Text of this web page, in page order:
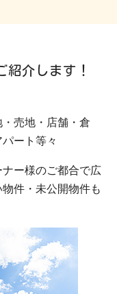
紹介します！
売地・店舗・倉
ート等々
ー様のご都合で広
件・未公開物件も